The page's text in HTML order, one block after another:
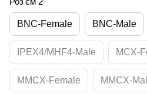
BNC-Female BNC-Male
IPEX4/MHF4-Male MCX-
MMCX-Female MMCX-